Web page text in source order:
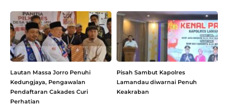
Lautan Massa Jorro Penuhi
Kedungjaya, Pengawalan
Pendaftaran Cakades Curi
Perhatian
Pisah Sambut Kapolres
Lamandau diwarnai Penuh
Keakraban